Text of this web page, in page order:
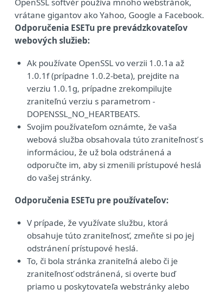
vrátane gigantov ako Yahoo, Google a Facebook.
Odporučenia ESETu pre prevádzkovateľov
webových služieb:
Ak používate OpenSSL vo verzii 1.0.1a až
1.0.1f (prípadne 1.0.2-beta), prejdite na
verziu 1.0.1g, prípadne zrekompilujte
zraniteľnú verziu s parametrom -
DOPENSSL_NO_HEARTBEATS.
Svojim používateľom oznámte, že vaša
webová služba obsahovala túto zraniteľnosť s
informáciou, že už bola odstránená a
odporučte im, aby si zmenili prístupové heslá
do vašej stránky.
Odporučenia ESETu pre používateľov:
V prípade, že využívate službu, ktorá
obsahuje túto zraniteľnosť, zmeňte si po jej
odstránení prístupové heslá.
To, či bola stránka zraniteľná alebo či je
zraniteľnosť odstránená, si overte buď
priamo u poskytovateľa webstránky alebo